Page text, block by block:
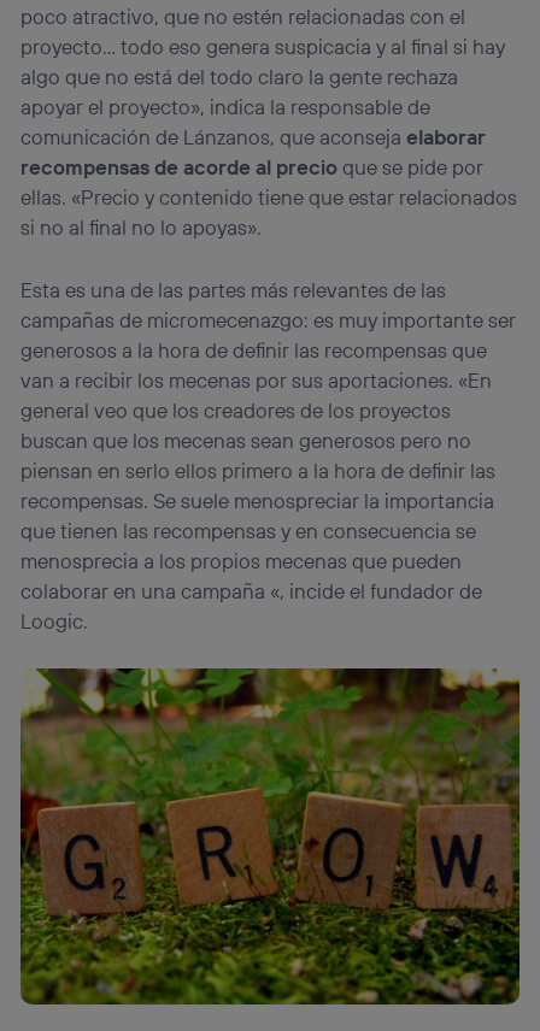
poco atractivo, que no estén relacionadas con el
proyecto… todo eso genera suspicacia y al final si hay
algo que no está del todo claro la gente rechaza
apoyar el proyecto», indica la responsable de
comunicación de Lánzanos, que aconsejaelaborar
recompensas de acorde al precioque se pide por
ellas. «Precio y contenido tiene que estar relacionados
si no al final no lo apoyas».
Esta es una de las partes más relevantes de las
campañas de micromecenazgo: es muy importante ser
generosos a la hora de definir las recompensas que
van a recibir los mecenas por sus aportaciones. «En
general veo que los creadores de los proyectos
buscan que los mecenas sean generosos pero no
piensan en serlo ellos primero a la hora de definir las
recompensas. Se suele menospreciar la importancia
que tienen las recompensas y en consecuencia se
menosprecia a los propios mecenas que pueden
colaborar en una campaña «, incide el fundador de
Loogic.